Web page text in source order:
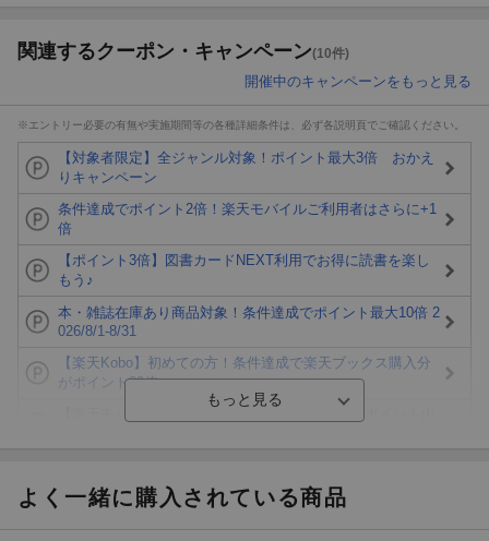
関連するクーポン・キャンペーン(10件)
開催中のキャンペーンをもっと見る
※エントリー必要の有無や実施期間等の各種詳細条件は、必ず各説明頁でご確認ください。
【対象者限定】全ジャンル対象！ポイント最大3倍 おかえ
りキャンペーン
条件達成でポイント2倍！楽天モバイルご利用者はさらに+1
倍
【ポイント3倍】図書カードNEXT利用でお得に読書を楽し
もう♪
本・雑誌在庫あり商品対象！条件達成でポイント最大10倍 2
026/8/1-8/31
【楽天Kobo】初めての方！条件達成で楽天ブックス購入分
がポイント20倍
ト山分け
よく一緒に購入されている商品